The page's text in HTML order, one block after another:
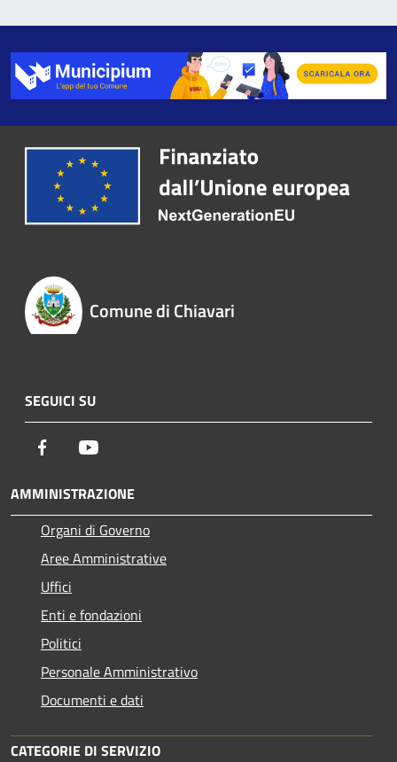
Comune di Chiavari
SEGUICI SU
Facebook
AMMINISTRAZIONE
Organi di Governo
Aree Amministrative
Uffici
Enti e fondazioni
Politici
Personale Amministrativo
Documenti e dati
CATEGORIE DI SERVIZIO